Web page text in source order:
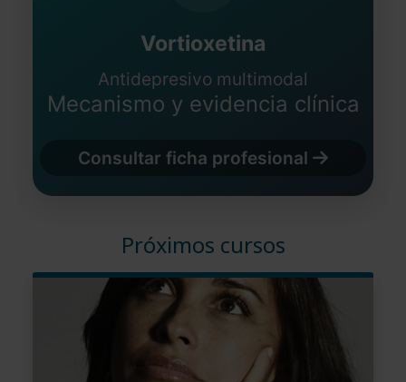
Vortioxetina
Antidepresivo multimodal
Mecanismo y evidencia clínica
Consultar ficha profesional
Próximos cursos